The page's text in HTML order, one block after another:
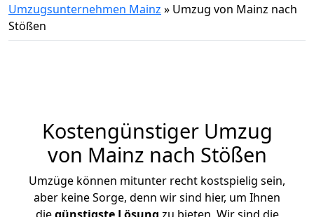
Umzugsunternehmen Mainz » Umzug von Mainz nach
Stößen
Kostengünstiger Umzug
von Mainz nach Stößen
Umzüge können mitunter recht kostspielig sein,
aber keine Sorge, denn wir sind hier, um Ihnen